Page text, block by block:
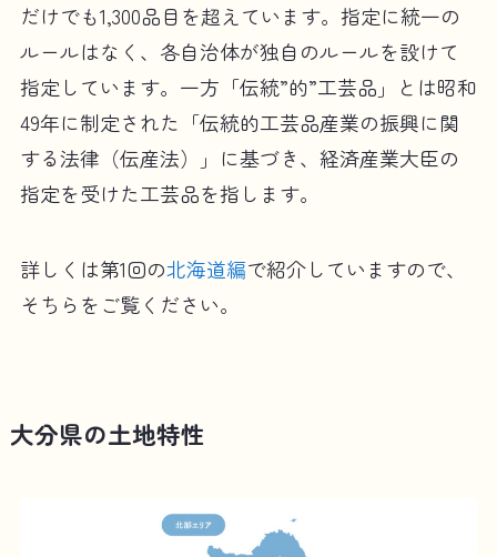
だけでも1,300品目を超えています。指定に統一の
ルールはなく、各自治体が独自のルールを設けて
指定しています。一方「伝統”的”工芸品」とは昭和
49年に制定された「伝統的工芸品産業の振興に関
する法律（伝産法）」に基づき、経済産業大臣の
指定を受けた工芸品を指します。
詳しくは第1回の北海道編で紹介していますので、
そちらをご覧ください。
大分県の土地特性